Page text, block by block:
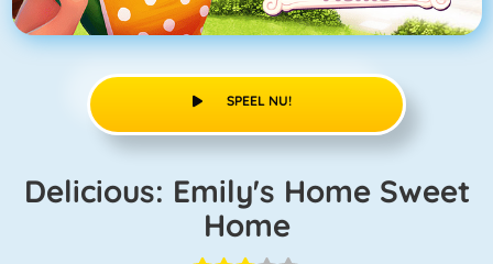
SPEEL NU!
Delicious: Emily's Home Sweet
Home